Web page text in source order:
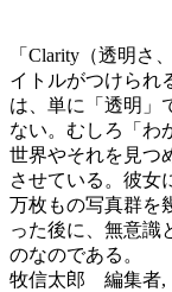
「Clarity（透明さ
イトルがつけられ
は、単に「透明」
ない。むしろ「わ
世界やそれを見つ
させている。彼女
万枚もの写真群を
った後に、無意識
のなのである。
牧信太郎 編集者,